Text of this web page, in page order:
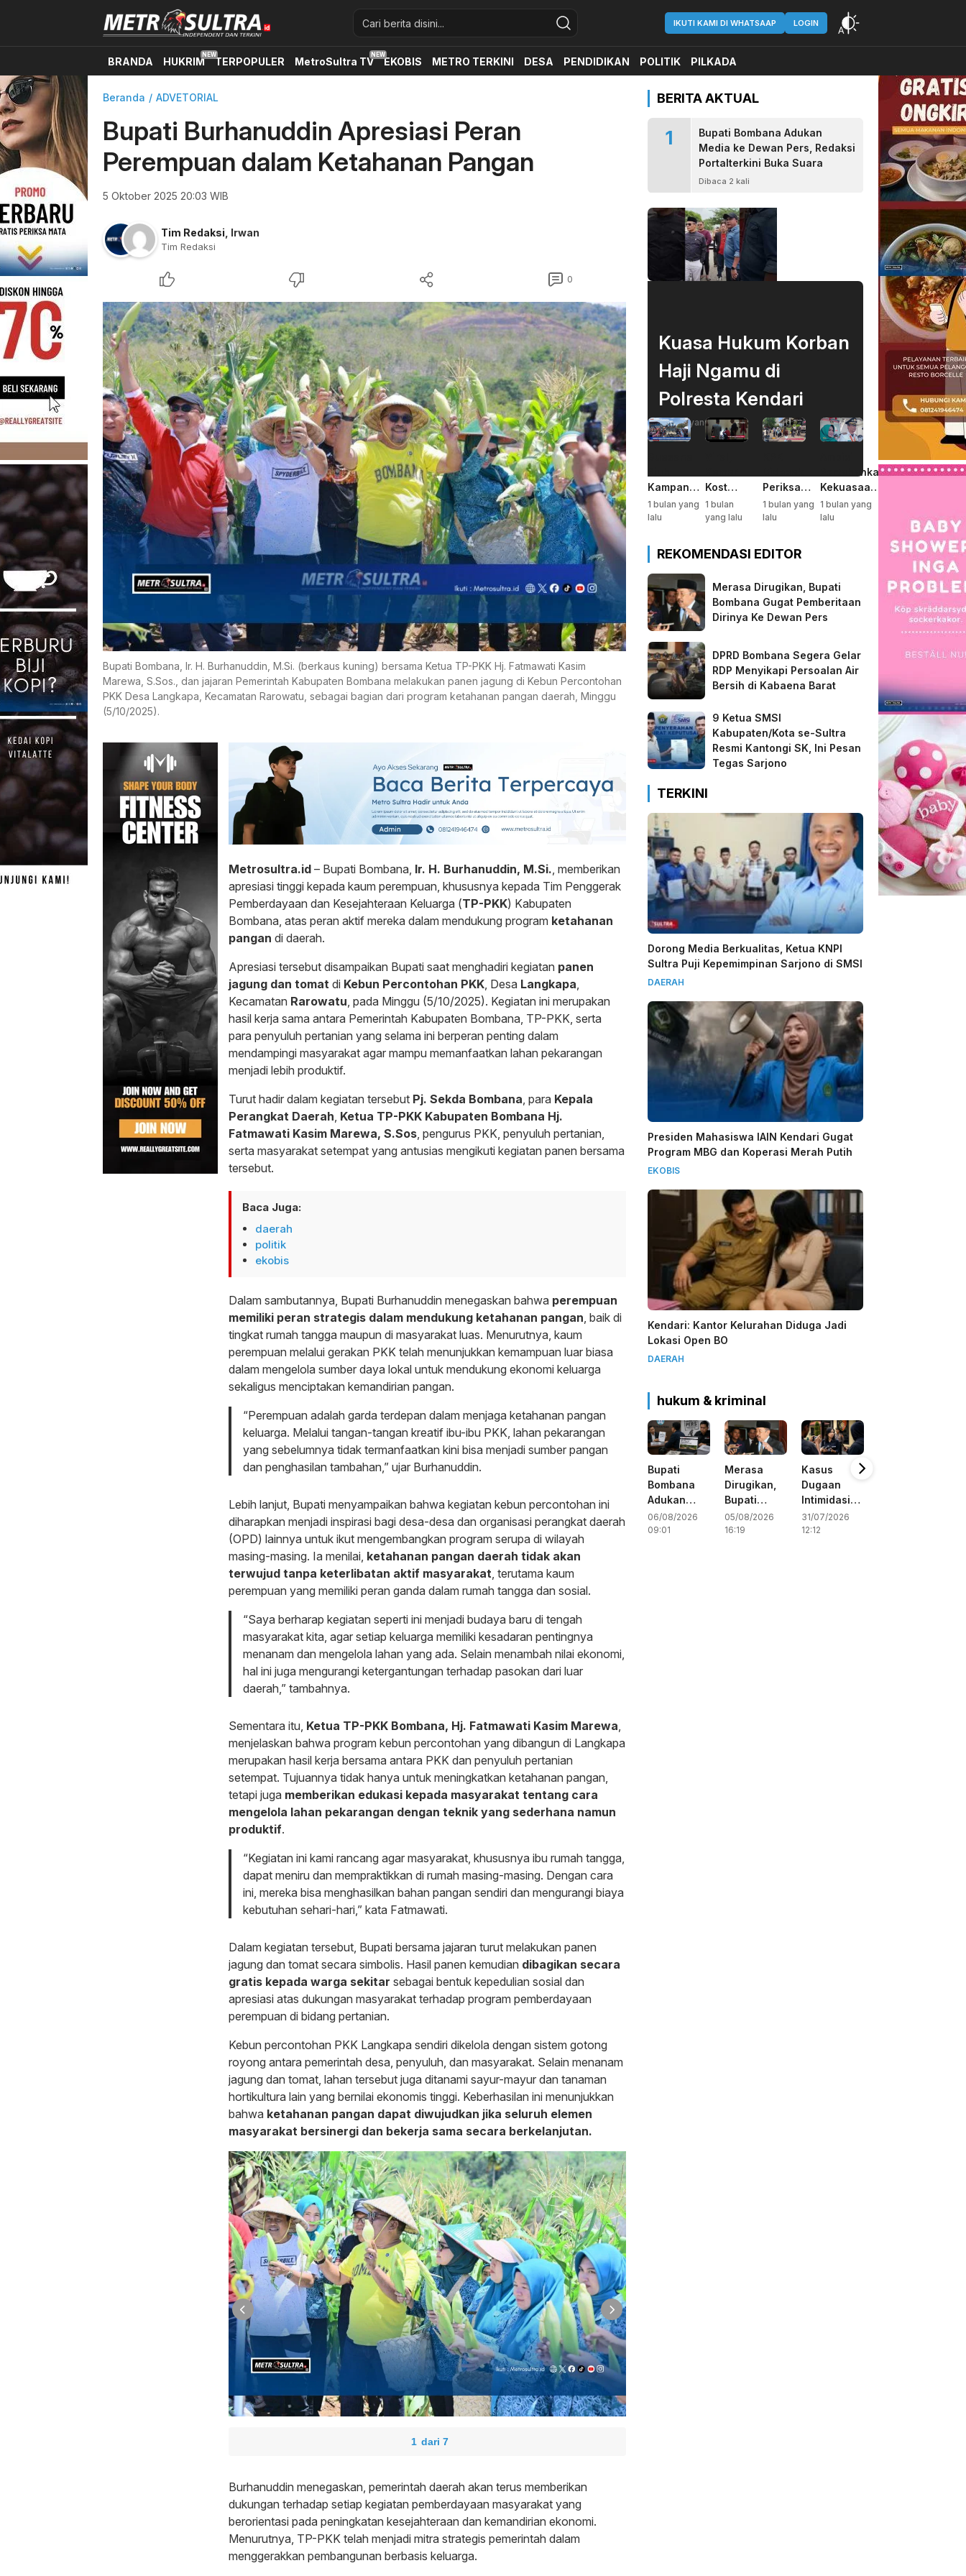
IKUTI KAMI DI WHATSAAP LOGIN
BRANDA HUKRIM TERPOPULER MetroSultra TV EKOBIS METRO TERKINI DESA PENDIDIKAN POLITIK PILKADA
Beranda ADVETORIAL
Bupati Burhanuddin Apresiasi Peran
Perempuan dalam Ketahanan Pangan
5 Oktober 2025 20:03 WIB
Tim Redaksi Irwan
Tim Redaksi
0
Bupati Bombana, Ir. H. Burhanuddin, M.Si. (berkaus kuning) bersama Ketua TP-PKK Hj. Fatmawati Kasim
Marewa, S.Sos., dan jajaran Pemerintah Kabupaten Bombana melakukan panen jagung di Kebun Percontohan
PKK Desa Langkapa, Kecamatan Rarowatu, sebagai bagian dari program ketahanan pangan daerah, Minggu
(5/10/2025).
Metrosultra.id – Bupati Bombana, Ir. H. Burhanuddin, M.Si., memberikan
apresiasi tinggi kepada kaum perempuan, khususnya kepada Tim Penggerak
Pemberdayaan dan Kesejahteraan Keluarga (TP-PKK) Kabupaten
Bombana, atas peran aktif mereka dalam mendukung program ketahanan
pangan di daerah.
Apresiasi tersebut disampaikan Bupati saat menghadiri kegiatan panen
jagung dan tomat di Kebun Percontohan PKK, Desa Langkapa,
Kecamatan Rarowatu, pada Minggu (5/10/2025). Kegiatan ini merupakan
hasil kerja sama antara Pemerintah Kabupaten Bombana, TP-PKK, serta
para penyuluh pertanian yang selama ini berperan penting dalam
mendampingi masyarakat agar mampu memanfaatkan lahan pekarangan
menjadi lebih produktif.
Turut hadir dalam kegiatan tersebut Pj. Sekda Bombana, para Kepala
Perangkat Daerah, Ketua TP-PKK Kabupaten Bombana Hj.
Fatmawati Kasim Marewa, S.Sos, pengurus PKK, penyuluh pertanian,
serta masyarakat setempat yang antusias mengikuti kegiatan panen bersama
tersebut.
Baca Juga:
daerah
politik
ekobis
Dalam sambutannya, Bupati Burhanuddin menegaskan bahwa perempuan
memiliki peran strategis dalam mendukung ketahanan pangan, baik di
tingkat rumah tangga maupun di masyarakat luas. Menurutnya, kaum
perempuan melalui gerakan PKK telah menunjukkan kemampuan luar biasa
dalam mengelola sumber daya lokal untuk mendukung ekonomi keluarga
sekaligus menciptakan kemandirian pangan.
“Perempuan adalah garda terdepan dalam menjaga ketahanan pangan
keluarga. Melalui tangan-tangan kreatif ibu-ibu PKK, lahan pekarangan
yang sebelumnya tidak termanfaatkan kini bisa menjadi sumber pangan
dan penghasilan tambahan,” ujar Burhanuddin.
Lebih lanjut, Bupati menyampaikan bahwa kegiatan kebun percontohan ini
diharapkan menjadi inspirasi bagi desa-desa dan organisasi perangkat daerah
(OPD) lainnya untuk ikut mengembangkan program serupa di wilayah
masing-masing. Ia menilai, ketahanan pangan daerah tidak akan
terwujud tanpa keterlibatan aktif masyarakat, terutama kaum
perempuan yang memiliki peran ganda dalam rumah tangga dan sosial.
“Saya berharap kegiatan seperti ini menjadi budaya baru di tengah
masyarakat kita, agar setiap keluarga memiliki kesadaran pentingnya
menanam dan mengelola lahan yang ada. Selain menambah nilai ekonomi,
hal ini juga mengurangi ketergantungan terhadap pasokan dari luar
daerah,” tambahnya.
Sementara itu, Ketua TP-PKK Bombana, Hj. Fatmawati Kasim Marewa,
menjelaskan bahwa program kebun percontohan yang dibangun di Langkapa
merupakan hasil kerja bersama antara PKK dan penyuluh pertanian
setempat. Tujuannya tidak hanya untuk meningkatkan ketahanan pangan,
tetapi juga memberikan edukasi kepada masyarakat tentang cara
mengelola lahan pekarangan dengan teknik yang sederhana namun
produktif.
“Kegiatan ini kami rancang agar masyarakat, khususnya ibu rumah tangga,
dapat meniru dan mempraktikkan di rumah masing-masing. Dengan cara
ini, mereka bisa menghasilkan bahan pangan sendiri dan mengurangi biaya
kebutuhan sehari-hari,” kata Fatmawati.
Dalam kegiatan tersebut, Bupati bersama jajaran turut melakukan panen
jagung dan tomat secara simbolis. Hasil panen kemudian dibagikan secara
gratis kepada warga sekitar sebagai bentuk kepedulian sosial dan
apresiasi atas dukungan masyarakat terhadap program pemberdayaan
perempuan di bidang pertanian.
Kebun percontohan PKK Langkapa sendiri dikelola dengan sistem gotong
royong antara pemerintah desa, penyuluh, dan masyarakat. Selain menanam
jagung dan tomat, lahan tersebut juga ditanami sayur-mayur dan tanaman
hortikultura lain yang bernilai ekonomis tinggi. Keberhasilan ini menunjukkan
bahwa ketahanan pangan dapat diwujudkan jika seluruh elemen
masyarakat bersinergi dan bekerja sama secara berkelanjutan.
1
Burhanuddin menegaskan, pemerintah daerah akan terus memberikan
dukungan terhadap setiap kegiatan pemberdayaan masyarakat yang
berorientasi pada peningkatan kesejahteraan dan kemandirian ekonomi.
Menurutnya, TP-PKK telah menjadi mitra strategis pemerintah dalam
menggerakkan pembangunan berbasis keluarga.
BERITA AKTUAL
1
Bupati Bombana Adukan
Media ke Dewan Pers, Redaksi
Portalterkini Buka Suara
Dibaca 2 kali
Kuasa Hukum Korban
Haji Ngamu di
Polresta Kendari
1 bulan yang lalu
Kampanye
Akbar,
Dihadiri
Ribu
Warga
Bombana
1 bulan yang
lalu
Kost
Jadi
Markas
1 bulan
yang lalu
Periksa
Gubernur
Sultra soal
Deforestasi
Kabaen
1 bulan yang
lalu
Pertahankan
Kekuasaan,
Tafdil
Dorong
1 bulan yang
lalu
REKOMENDASI EDITOR
Merasa Dirugikan, Bupati
Bombana Gugat Pemberitaan
Dirinya Ke Dewan Pers
DPRD Bombana Segera Gelar
RDP Menyikapi Persoalan Air
Bersih di Kabaena Barat
9 Ketua SMSI
Kabupaten/Kota se-Sultra
Resmi Kantongi SK, Ini Pesan
Tegas Sarjono
TERKINI
Dorong Media Berkualitas, Ketua KNPI
Sultra Puji Kepemimpinan Sarjono di SMSI
DAERAH
Presiden Mahasiswa IAIN Kendari Gugat
Program MBG dan Koperasi Merah Putih
EKOBIS
Kendari: Kantor Kelurahan Diduga Jadi
Lokasi Open BO
DAERAH
hukum & kriminal
Bupati
Bombana
Adukan
Media ke
Dewan
06/08/2026
09:01
Merasa
Dirugikan,
Bupati
Bombana
Gugat
05/08/2026
16:19
Kasus
Dugaan
Intimidasi
Jurnalis
Diselidiki,
31/07/2026
12:12